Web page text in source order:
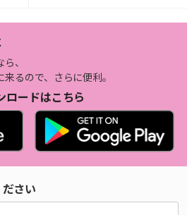
、
るので、さらに便利。
ロードはこちら
さい